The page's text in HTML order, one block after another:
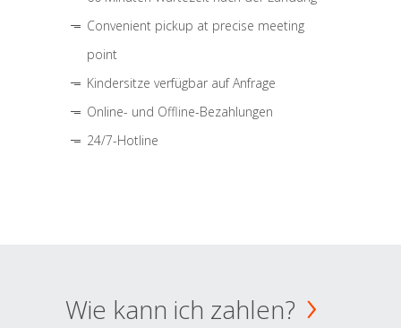
Convenient pickup at precise meeting
point
Kindersitze verfügbar auf Anfrage
Online- und Offline-Bezahlungen
24/7-Hotline
Wie kann ich zahlen?